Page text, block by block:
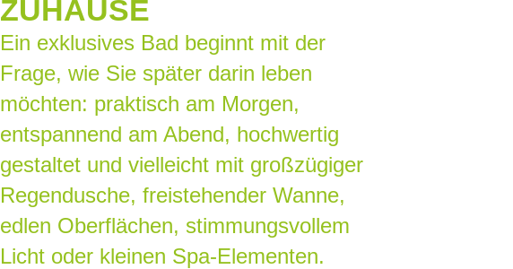
ZUHAUSE
Ein exklusives Bad beginnt mit der
Frage, wie Sie später darin leben
möchten: praktisch am Morgen,
entspannend am Abend, hochwertig
gestaltet und vielleicht mit großzügiger
Regendusche, freistehender Wanne,
edlen Oberflächen, stimmungsvollem
Licht oder kleinen Spa-Elementen.